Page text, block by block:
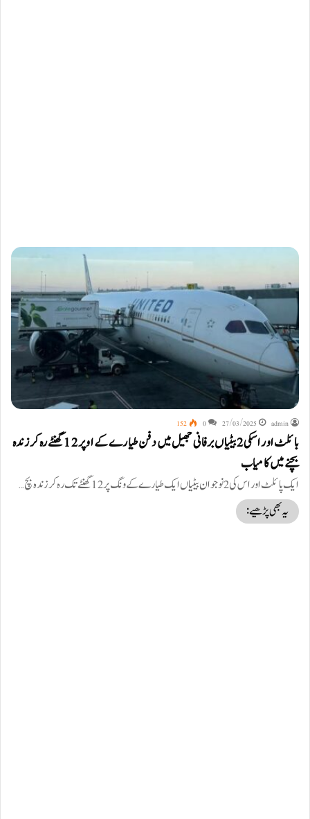
admin
27/03/2025
0
152
بائلٹ اور اسکی 2 بیٹیاں برفانی جھیل میں دفن طیارے کے اوپر 12 گھنٹے رہ کر زندہ
بچنے میں کامیاب
ایک پائلٹ اور اس کی 2 نوجوان بیٹیاں ایک طیارے کے ونگ پر 12 گھنٹے تک رہ کر زندہ بچ…
یہ بھی پڑھیے: